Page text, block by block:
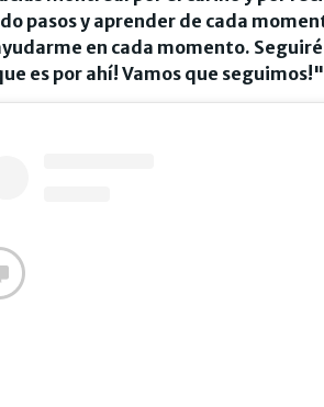
pasos y aprender de cada
en cada momento.
es por ahí! Vamos que seguimos!"